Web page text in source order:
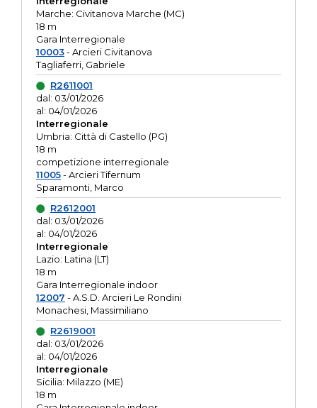
Marche: Civitanova Marche (MC)
18 m
Gara Interregionale
10003- Arcieri Civitanova
Tagliaferri, Gabriele
R2611001
dal: 03/01/2026
al: 04/01/2026
Interregionale
Umbria: Città di Castello (PG)
18 m
competizione interregionale
11005- Arcieri Tifernum
Sparamonti, Marco
R2612001
dal: 03/01/2026
al: 04/01/2026
Interregionale
Lazio: Latina (LT)
18 m
Gara Interregionale indoor
12007 - A.S.D. Arcieri Le Rondini
Monachesi, Massimiliano
R2619001
dal: 03/01/2026
al: 04/01/2026
Interregionale
Sicilia: Milazzo (ME)
18 m